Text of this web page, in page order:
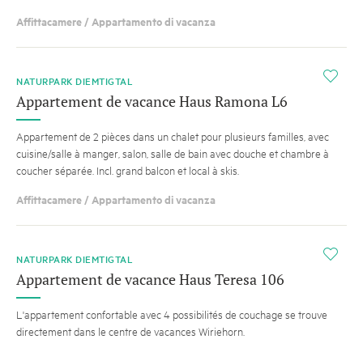
Affittacamere / Appartamento di vacanza
i
NATURPARK DIEMTIGTAL
Appartement de vacance Haus Ramona L6
Appartement de 2 pièces dans un chalet pour plusieurs familles, avec
cuisine/salle à manger, salon, salle de bain avec douche et chambre à
coucher séparée. Incl. grand balcon et local à skis.
Affittacamere / Appartamento di vacanza
i
NATURPARK DIEMTIGTAL
Appartement de vacance Haus Teresa 106
L'appartement confortable avec 4 possibilités de couchage se trouve
directement dans le centre de vacances Wiriehorn.